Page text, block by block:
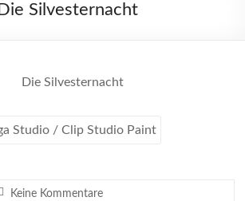
Silvesternacht
Studio / Clip Studio Paint
Keine Kommentare